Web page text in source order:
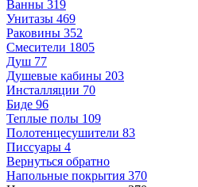
Ванны 319
Унитазы 469
Раковины 352
Смесители 1805
Душ 77
Душевые кабины 203
Инсталляции 70
Биде 96
Теплые полы 109
Полотенцесушители 83
Писсуары 4
Вернуться обратно
Напольные покрытия 370